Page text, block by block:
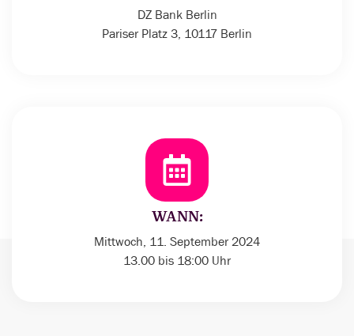
DZ Bank Berlin
Pariser Platz 3, 10117 Berlin
WANN:
Mittwoch, 11. September 2024
13.00 bis 18:00 Uhr